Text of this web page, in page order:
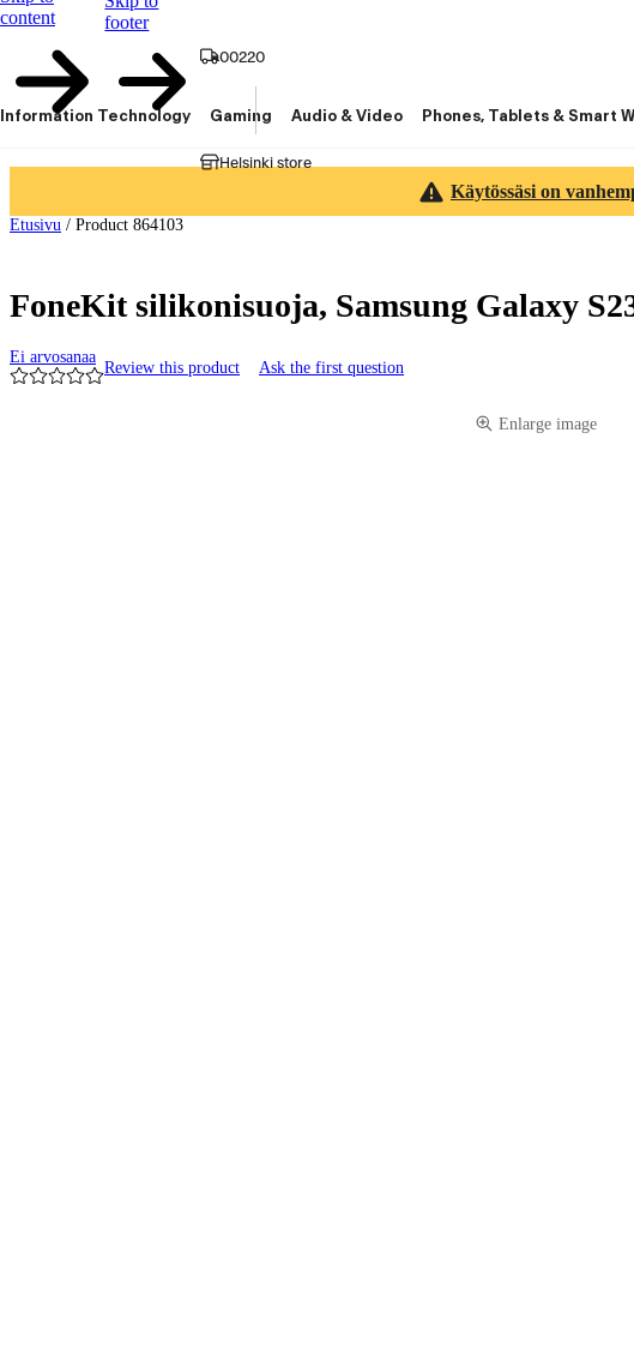
content
footer
00220
Helsinki store
Information Technology Gaming Audio & Video Phones, Tablets & Smart
Käytössäsi on
Etusivu / Product 864103
FoneKit silikonisuoja, Samsung Galaxy
Ei arvosanaa
Review this product Ask the first question
Enlarge image